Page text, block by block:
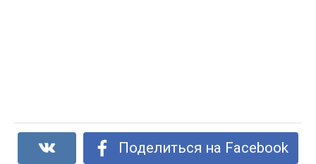
Поделиться на Facebook